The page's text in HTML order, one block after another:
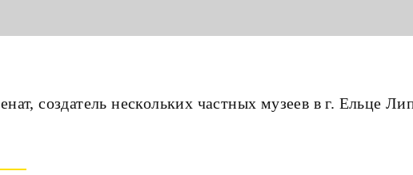
создатель нескольких частных музеев в г. Ельце